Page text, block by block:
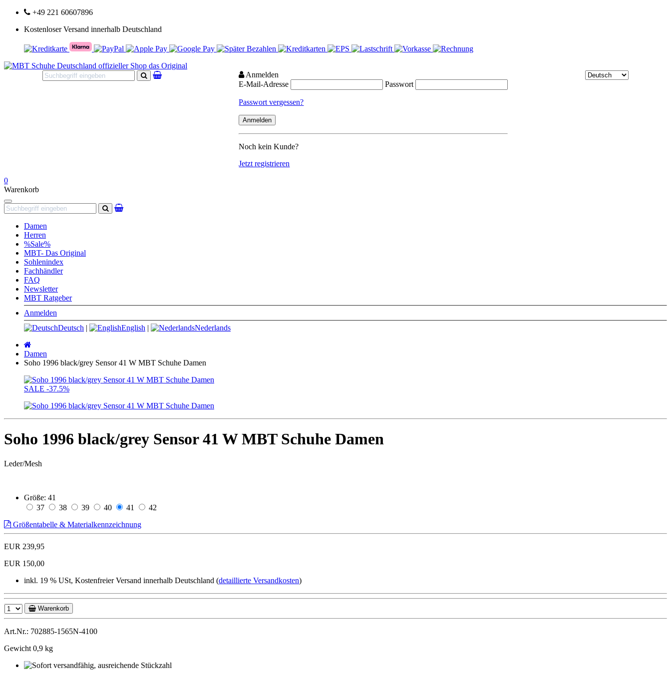
+49 221 60607896
Kostenloser Versand innerhalb Deutschland
Suchen
Anmelden
E-Mail-Adresse
Passwort
Passwort vergessen?
Noch kein Kunde?
Jetzt registrieren
0
Warenkorb
Navigation
Suchen
Damen
Herren
%Sale%
MBT- Das Original
Sohlenindex
Fachhändler
FAQ
Newsletter
MBT Ratgeber
Anmelden
Deutsch | English |
Nederlands
Damen
Soho 1996 black/grey Sensor 41 W MBT Schuhe Damen
SALE -37.5%
Soho 1996 black/grey Sensor 41 W MBT Schuhe Damen
Leder/Mesh
Größe: 41
37
38 39 40 41
42
Größentabelle & Materialkennzeichnung
EUR 239,95
EUR 150,00
inkl. 19 % USt, Kostenfreier Versand innerhalb Deutschland (detaillierte Versandkosten)
Warenkorb
Art.Nr.: 702885-1565N-4100
Gewicht 0,9 kg